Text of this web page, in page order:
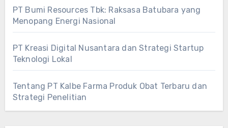
PT Bumi Resources Tbk: Raksasa Batubara yang
Menopang Energi Nasional
PT Kreasi Digital Nusantara dan Strategi Startup
Teknologi Lokal
Tentang PT Kalbe Farma Produk Obat Terbaru dan
Strategi Penelitian